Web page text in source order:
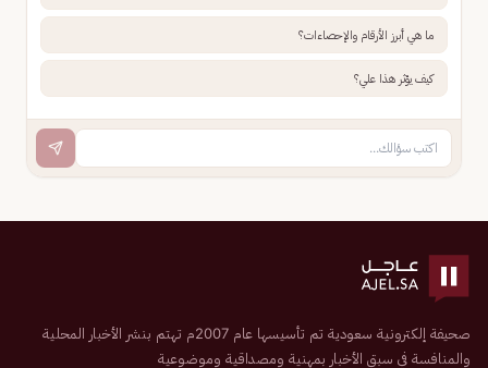
ما هي أبرز الأرقام والإحصاءات؟
كيف يؤثر هذا علي؟
صحيفة إلكترونية سعودية تم تأسيسها عام 2007م تهتم بنشر الأخبار المحلية
والمنافسة في سبق الأخبار بمهنية ومصداقية وموضوعية